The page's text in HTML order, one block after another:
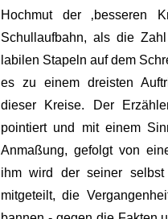
Hochmut der ‚besseren
Schullaufbahn, als die
labilen Stapeln auf dem
es zu einem dreisten
dieser Kreise. Der
pointiert und mit einem
Anmaßung, gefolgt von
ihm wird der seiner selbst
mitgeteilt, die